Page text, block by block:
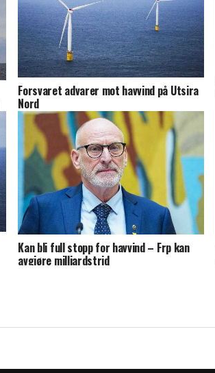
Forsvaret advarer mot havvind på Utsira
Nord
Kan bli full stopp for havvind – Frp kan
avgjøre milliardstrid